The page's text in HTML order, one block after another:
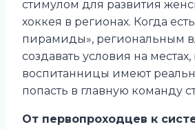
стимулом для развития
хоккея в регионах. Когда
пирамиды», региональным
создавать условия на
воспитанницы имеют
попасть в главную команду
От первопроходцев к